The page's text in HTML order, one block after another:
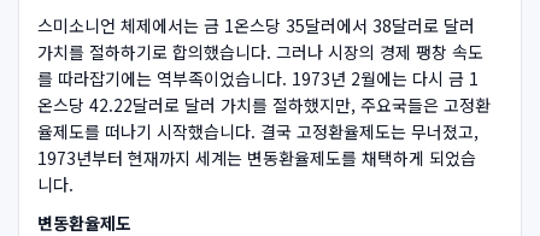
스미소니언 체제에서는 금 1온스당 35달러에서 38달러로 달러
가치를 절하하기로 합의했습니다. 그러나 시장의 경제 팽창 속도
를 따라잡기에는 역부족이었습니다. 1973년 2월에는 다시 금 1
온스당 42.22달러로 달러 가치를 절하했지만, 주요국들은 고정환
율제도를 떠나기 시작했습니다. 결국 고정환율제도는 무너졌고,
1973년부터 현재까지 세계는 변동환율제도를 채택하게 되었습
니다.
변동환율제도